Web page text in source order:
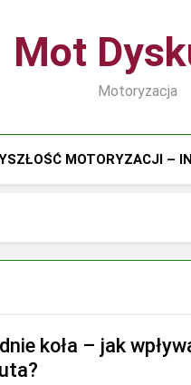
Mot
Motoryzacja
MOTORYZACJI –
koła – jak